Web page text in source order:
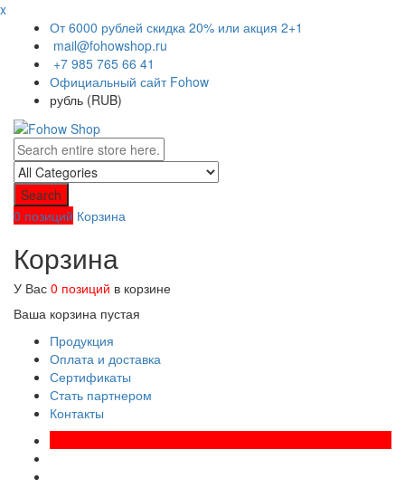
x
От 6000 рублей скидка 20% или акция 2+1
mail@fohowshop.ru
+7 985 765 66 41
Официальный сайт Fohow
рубль (RUB)
Search
0 позиций Корзина
Корзина
У Вас 0 позиций в корзине
Ваша корзина пустая
Продукция
Оплата и доставка
Сертификаты
Стать партнером
Контакты